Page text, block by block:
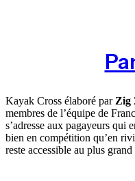
Kayak Cross élaboré par Zig
membres de l’équipe de
s’adresse aux pagayeurs qui
bien en compétition qu’en
reste accessible au plus